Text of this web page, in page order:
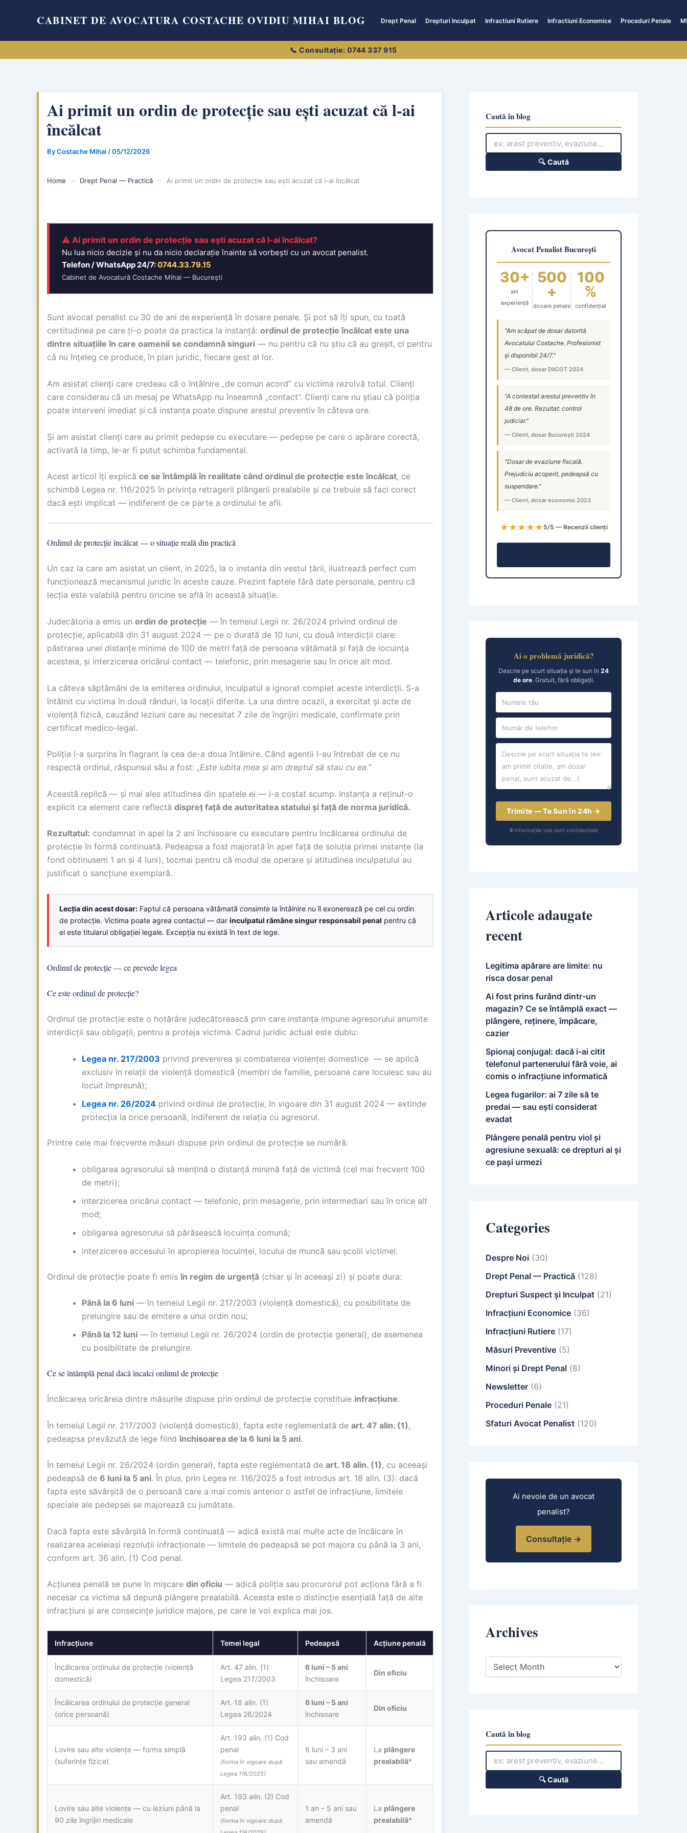
CABINET DE AVOCATURA COSTACHE OVIDIU MIHAI BLOG Drept Penal Drepturi Inculpat Infractiuni Rutiere Infractiuni Economice Proceduri Penale
Ai primit un ordin de protecție sau ești acuzat că l-ai
încălcat
ByCostache Mihai /05/12/2026
Home – Drept Penal — Practică – Ai primit un ordin de protecție sau ești acuzat că l-ai încălcat
⚠ Ai primit un ordin de protecție sau ești acuzat că l-ai încălcat?
Nu lua nicio decizie și nu da nicio declarație înainte să vorbești cu un avocat penalist.
Telefon / WhatsApp 24/7:0744.33.79.15
Cabinet de Avocatură Costache Mihai — București
Sunt avocat penalist cu 30 de ani de experiență în dosare penale. Și pot să îți spun, cu toată
certitudinea pe care ți-o poate da practica la instanță: ordinul de protecție încălcat este una
dintre situațiile în care oamenii se condamnă singuri — nu pentru că nu știu că au greșit, ci pentru
că nu înțeleg ce produce, în plan juridic, fiecare gest al lor.
Am asistat clienți care credeau că o întâlnire „de comun acord” cu victima rezolvă totul. Clienți
care considerau că un mesaj pe WhatsApp nu înseamnă „contact”. Clienți care nu știau că poliția
poate interveni imediat și că instanța poate dispune arestul preventiv în câteva ore.
Și am asistat clienți care au primit pedepse cu executare — pedepse pe care o apărare corectă,
activată la timp, le-ar fi putut schimba fundamental.
Acest articol îți explică ce se întâmplă în realitate când ordinul de protecție este încălcat, ce
schimbă Legea nr. 116/2025 în privința retragerii plângerii prealabile și ce trebuie să faci corect
dacă ești implicat — indiferent de ce parte a ordinului te afli.
Ordinul de protecție încălcat — o situație reală din practică
Un caz la care am asistat un client, in 2025, la o instanta din vestul țării, ilustrează perfect cum
funcționează mecanismul juridic în aceste cauze. Prezint faptele fără date personale, pentru că
lecția este valabilă pentru oricine se află în această situație.
Judecătoria a emis un ordin de protecție — în temeiul Legii nr. 26/2024 privind ordinul de
protecție, aplicabilă din 31 august 2024 — pe o durată de 10 luni, cu două interdicții clare:
păstrarea unei distanțe minime de 100 de metri față de persoana vătămată și față de locuința
acesteia, și interzicerea oricărui contact — telefonic, prin mesagerie sau în orice alt mod.
La câteva săptămâni de la emiterea ordinului, inculpatul a ignorat complet aceste interdicții. S-a
întâlnit cu victima în două rânduri, la locații diferite. La una dintre ocazii, a exercitat și acte de
violență fizică, cauzând leziuni care au necesitat 7 zile de îngrijiri medicale, confirmate prin
certificat medico-legal.
Poliția l-a surprins în flagrant la cea de-a doua întâlnire. Când agentii l-au întrebat de ce nu
respectă ordinul, răspunsul său a fost: „Este iubita mea și am dreptul să stau cu ea.”
Această replică — și mai ales atitudinea din spatele ei — i-a costat scump. Instanța a reținut-o
explicit ca element care reflectă dispreț față de autoritatea statului și față de norma juridică.
Rezultatul: condamnat in apel la 2 ani închisoare cu executare pentru încălcarea ordinului de
protecție în formă continuată. Pedeapsa a fost majorată în apel față de soluția primei instanțe (la
fond obtinusem 1 an și 4 luni), tocmai pentru că modul de operare și atitudinea inculpatului au
justificat o sancțiune exemplară.
Lecția din acest dosar: Faptul că persoana vătămată consimte la întâlnire nu îl exonerează pe cel cu ordin
de protecție. Victima poate agrea contactul — dar inculpatul rămâne singur responsabil penal pentru că
el este titularul obligației legale. Excepția nu există în text de lege.
Ordinul de protecție — ce prevede legea
Ce este ordinul de protecție?
Ordinul de protecție este o hotărâre judecătorească prin care instanța impune agresorului anumite
interdicții sau obligații, pentru a proteja victima. Cadrul juridic actual este dublu:
Legea nr. 217/2003 privind prevenirea și combaterea violenței domestice — se aplică
exclusiv în relații de violență domestică (membri de familie, persoane care locuiesc sau au
locuit împreună);
Legea nr. 26/2024 privind ordinul de protecție, în vigoare din 31 august 2024 — extinde
protecția la orice persoană, indiferent de relația cu agresorul.
Printre cele mai frecvente măsuri dispuse prin ordinul de protecție se numără:
obligarea agresorului să mențină o distanță minimă față de victimă (cel mai frecvent 100
de metri);
interzicerea oricărui contact — telefonic, prin mesagerie, prin intermediari sau în orice alt
mod;
obligarea agresorului să părăsească locuința comună;
interzicerea accesului în apropierea locuinței, locului de muncă sau școlii victimei.
Ordinul de protecție poate fi emisîn regim de urgență (chiar și în aceeași zi) și poate dura:
Până la 6 luni — în temeiul Legii nr. 217/2003 (violență domestică), cu posibilitate de
prelungire sau de emitere a unui ordin nou;
Până la 12 luni — în temeiul Legii nr. 26/2024 (ordin de protecție general), de asemenea
cu posibilitate de prelungire.
Ce se întâmplă penal dacă încalci ordinul de protecție
Încălcarea oricăreia dintre măsurile dispuse prin ordinul de protecție constituie infracțiune.
În temeiul Legii nr. 217/2003 (violență domestică), fapta este reglementată de art. 47 alin. (1) ,
pedeapsa prevăzută de lege fiindînchisoarea de la 6 luni la 5 ani.
În temeiul Legii nr. 26/2024 (ordin general), fapta este reglementată de art. 18 alin. (1), cu aceeași
pedeapsă de 6 luni la 5 ani. În plus, prin Legea nr. 116/2025 a fost introdus art. 18 alin. (3): dacă
fapta este săvârșită de o persoană care a mai comis anterior o astfel de infracțiune, limitele
speciale ale pedepsei se majorează cu jumătate.
Dacă fapta este săvârșită în formă continuată — adică există mai multe acte de încălcare în
realizarea aceleiași rezoluții infracționale — limitele de pedeapsă se pot majora cu până la 3 ani,
conform art. 36 alin. (1) Cod penal.
Acțiunea penală se pune în mișcare din oficiu — adică poliția sau procurorul pot acționa fără a fi
necesar ca victima să depună plângere prealabilă. Aceasta este o distincție esențială față de alte
infracțiuni și are consecințe juridice majore, pe care le voi explica mai jos.
Infracțiune Temei legal Pedeapsă Acțiune penală
Încălcarea ordinului de protecție (violență
domestică)
Art. 47 alin. (1)
Legea 217/2003
6 luni – 5 ani
închisoare
Din oficiu
Încălcarea ordinului de protecție general
(orice persoană)
Art. 18 alin. (1)
Legea 26/2024
6 luni – 5 ani
închisoare
Din oficiu
Lovire sau alte violențe — forma simplă
(suferințe fizice)
Art. 193 alin. (1) Cod
penal
(forma în vigoare după
Legea 116/2025)
6 luni – 3 ani
sau amendă
La plângere
prealabilă*
Lovire sau alte violențe — cu leziuni până la
90 zile îngrijiri medicale
Art. 193 alin. (2) Cod
penal
(forma în vigoare după
1 an – 5 ani sau
amendă
La plângere
prealabilă*
Caută în blog
🔍 Caută
Avocat Penalist București
30+
ani
experiență
500
+
dosare penale
100
%
confidențial
"Am scăpat de dosar datorită
Avocatului Costache. Profesionist
și disponibil 24/7."
— Client, dosar DIICOT 2024
"A contestat arestul preventiv în
48 de ore. Rezultat: control
judiciar."
— Client, dosar București 2024
"Dosar de evaziune fiscală.
Prejudiciu acoperit, pedeapsă cu
suspendare."
— Client, dosar economic 2023
★★★★★ 5/5 — Recenzii clienți
Ai o problemă juridică?
Descrie pe scurt situația și te sun în 24
de ore. Gratuit, fără obligații.
Trimite — Te Sun în 24h →
🔒 Informațiile tale sunt confidențiale
Articole adaugate
recent
Legitima apărare are limite: nu
risca dosar penal
Ai fost prins furând dintr-un
magazin? Ce se întâmplă exact —
plângere, reținere, împăcare,
cazier
Spionaj conjugal: dacă i-ai citit
telefonul partenerului fără voie, ai
comis o infracțiune informatică
Legea fugarilor: ai 7 zile să te
predai — sau ești considerat
evadat
Plângere penală pentru viol și
agresiune sexuală: ce drepturi ai și
ce pași urmezi
Categories
Despre Noi (30)
Drept Penal — Practică (128)
Drepturi Suspect și Inculpat (21)
Infracțiuni Economice (36)
Infracțiuni Rutiere (17)
Măsuri Preventive (5)
Minori și Drept Penal (8)
Newsletter (6)
Proceduri Penale (21)
Sfaturi Avocat Penalist (120)
Ai nevoie de un avocat
penalist?
Consultație →
Archives
A
s
Caută în blog
🔍 Caută